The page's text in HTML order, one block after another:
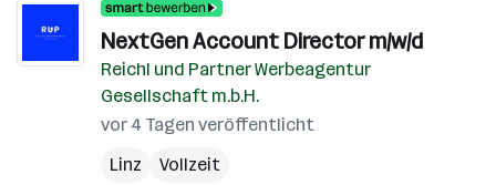
NextGen Account Director m/w/d
Reichl und Partner Werbeagentur
Gesellschaft m.b.H.
vor 4 Tagen veröffentlicht
Linz
Vollzeit